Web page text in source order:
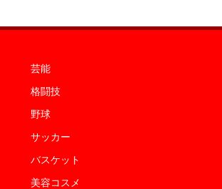
芸能
格闘技
野球
サッカー
バスケット
美容コスメ